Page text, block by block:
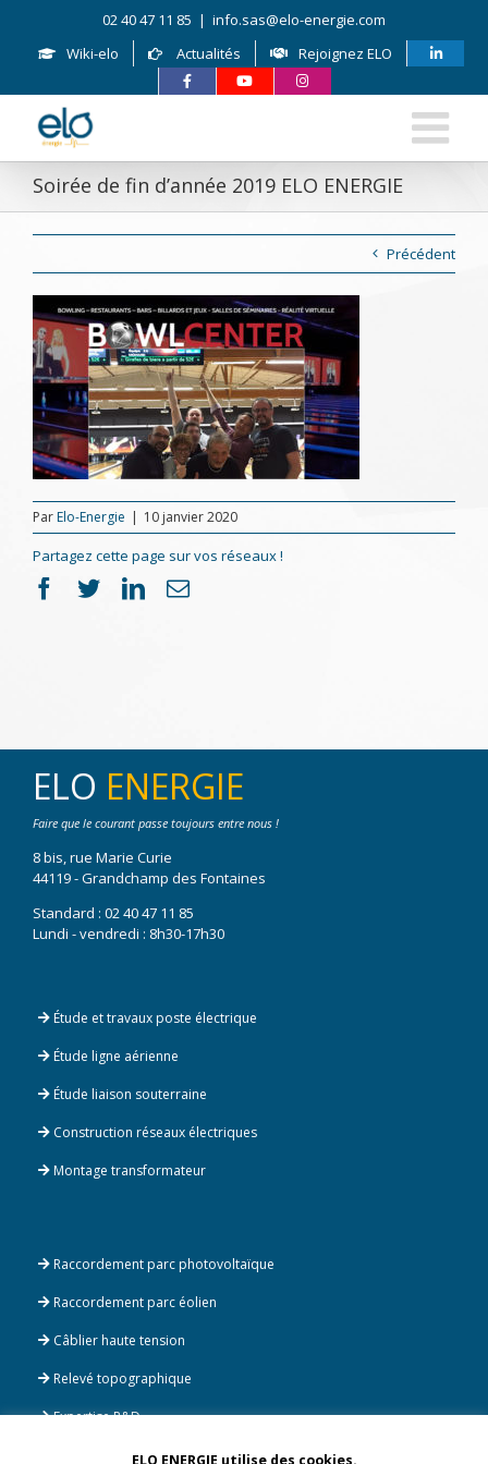
content
02 40 47 11 85 | info.sas@elo-energie.com
Wiki-elo
Actualités Rejoignez ELO
Soirée de fin d’année 2019 ELO ENERGIE
Précédent
ParElo-Energie | 10 janvier 2020
Partagez cette page sur vos réseaux !
Facebook
TwitterLinkedIn
Email
ELO ENERGIE
Faire que le courant passe toujours entre nous !
8 bis, rue Marie Curie
44119 - Grandchamp des Fontaines
Standard : 02 40 47 11 85
Lundi - vendredi : 8h30-17h30
Étude et travaux poste électrique
Étude ligne aérienne
Étude liaison souterraine
Construction réseaux électriques
Montage transformateur
Raccordement parc photovoltaïque
Raccordement parc éolien
Câblier haute tension
Relevé topographique
Expertise R&D